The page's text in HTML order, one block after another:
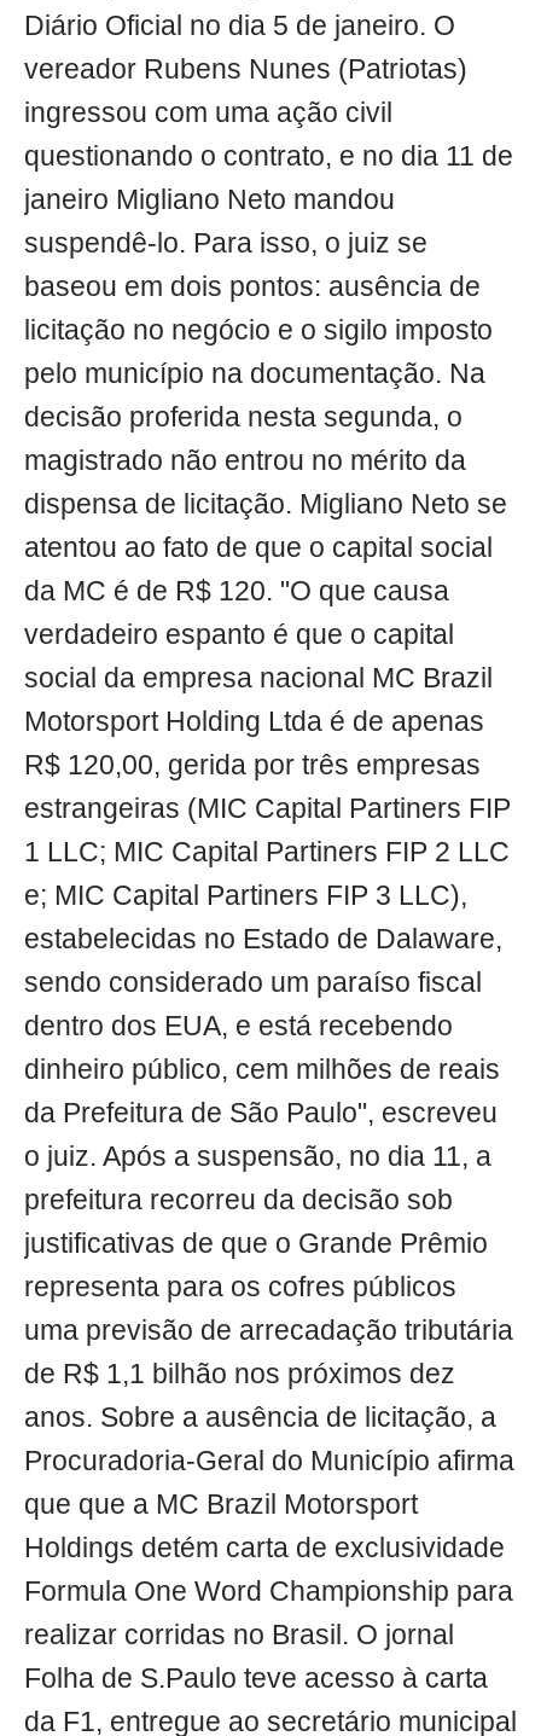
Diário Oficial no dia 5 de janeiro. O
vereador Rubens Nunes (Patriotas)
ingressou com uma ação civil
questionando o contrato, e no dia 11 de
janeiro Migliano Neto mandou
suspendê-lo. Para isso, o juiz se
baseou em dois pontos: ausência de
licitação no negócio e o sigilo imposto
pelo município na documentação. Na
decisão proferida nesta segunda, o
magistrado não entrou no mérito da
dispensa de licitação. Migliano Neto se
atentou ao fato de que o capital social
da MC é de R$ 120. "O que causa
verdadeiro espanto é que o capital
social da empresa nacional MC Brazil
Motorsport Holding Ltda é de apenas
R$ 120,00, gerida por três empresas
estrangeiras (MIC Capital Partiners FIP
1 LLC; MIC Capital Partiners FIP 2 LLC
e; MIC Capital Partiners FIP 3 LLC),
estabelecidas no Estado de Dalaware,
sendo considerado um paraíso fiscal
dentro dos EUA, e está recebendo
dinheiro público, cem milhões de reais
da Prefeitura de São Paulo", escreveu
o juiz. Após a suspensão, no dia 11, a
prefeitura recorreu da decisão sob
justificativas de que o Grande Prêmio
representa para os cofres públicos
uma previsão de arrecadação tributária
de R$ 1,1 bilhão nos próximos dez
anos. Sobre a ausência de licitação, a
Procuradoria-Geral do Município afirma
que que a MC Brazil Motorsport
Holdings detém carta de exclusividade
Formula One Word Championship para
realizar corridas no Brasil. O jornal
Folha de S.Paulo teve acesso à carta
da F1, entregue ao secretário municipal